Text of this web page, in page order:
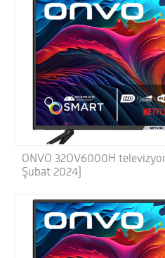
ONVO 32OV6000H
Şubat 2024]